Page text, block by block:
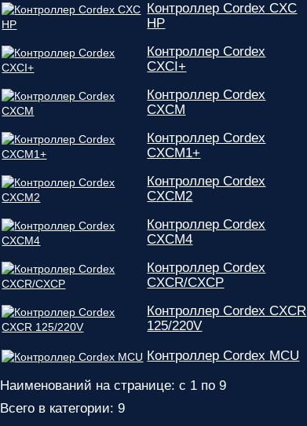
Контроллер Cordex CXC
HP
Контроллер Cordex
CXCI+
Контроллер Cordex
CXCM
Контроллер Cordex
CXCM1+
Контроллер Cordex
CXCM2
Контроллер Cordex
CXCM4
Контроллер Cordex
CXCR/CXCP
Контроллер Cordex CXCR
125/220V
Контроллер Cordex MCU
Наименований на странице: с 1 по 9
Всего в категории: 9